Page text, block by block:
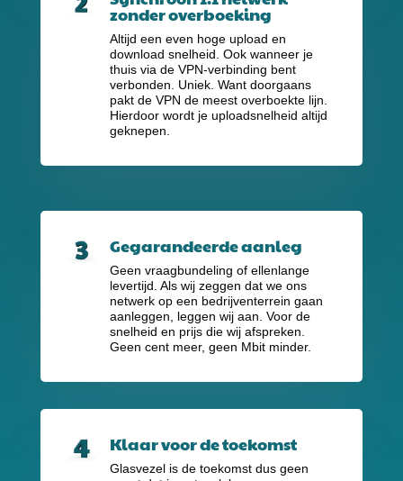
zonder overboeking
Altijd een even hoge upload en
download snelheid. Ook wanneer je
thuis via de VPN-verbinding bent
verbonden. Uniek. Want doorgaans
pakt de VPN de meest overboekte lijn.
Hierdoor wordt je uploadsnelheid altijd
geknepen.
Gegarandeerde aanleg
Geen vraagbundeling of ellenlange
levertijd. Als wij zeggen dat we ons
netwerk op een bedrijventerrein gaan
aanleggen, leggen wij aan. Voor de
snelheid en prijs die wij afspreken.
Geen cent meer, geen Mbit minder.
Klaar voor de toekomst
Glasvezel is de toekomst dus geen